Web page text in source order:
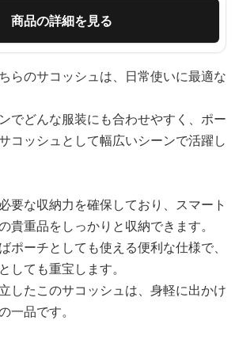
商品の詳細を見る
らのサコッシュは、日常使いに最適な
でどんな服装にも合わせやすく、ポー
コッシュとして幅広いシーンで活躍し
要な収納力を確保しており、スマート
貴重品をしっかりと収納できます。
ポーチとしても使える便利な仕様で、
しても重宝します。
したこのサコッシュは、身軽に出かけ
一品です。